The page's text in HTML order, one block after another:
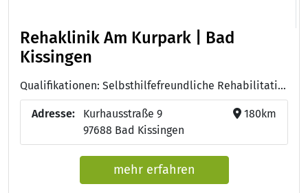
Rehaklinik Am Kurpark | Bad
Kissingen
Qualifikationen: Selbsthilfefreundliche Rehabilitationsklinik, QMS-Reha, Lehrklinik für Ernährungsmedizin, Station Ernährung - vollwertige Verpflegung in Krankenhäusern und Rehakliniken, ISO 9001 - internationale Qualitätsmanagement Norm
Adresse:
Kurhausstraße 9
97688 Bad Kissingen
180km
mehr erfahren